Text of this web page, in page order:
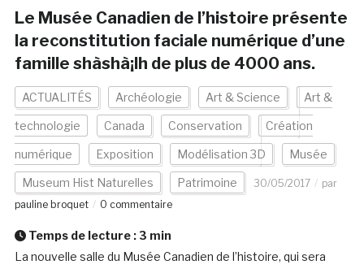
Le Musée Canadien de l’histoire présente
la reconstitution faciale numérique d’une
famille shà­shà¡lh de plus de 4000 ans.
ACTUALITÉS Archéologie Art & Science Art &
technologie Canada Conservation Création
numérique Exposition Modélisation 3D Musée
Museum Hist Naturelles Patrimoine 30/05/2017
par
pauline broquet
0 commentaire
Temps de lecture : 3 min
La nouvelle salle du Musée Canadien de l’histoire, qui sera